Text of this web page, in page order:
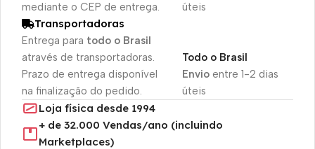
mediante o CEP de entrega.
úteis
Transportadoras
Entrega para todo o Brasil
através de transportadoras.
Prazo de entrega disponível
na finalização do pedido.
Envioentre 1-2 dias
úteis
Todo o Brasil
Loja física desde 1994
+ de 32.000 Vendas/ano (incluindo
Marketplaces)